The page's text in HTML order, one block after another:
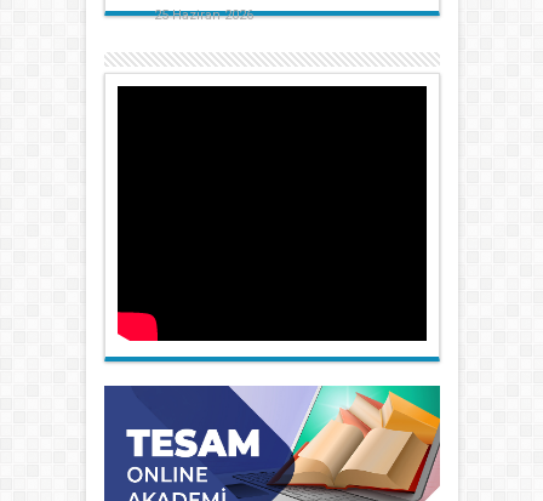
25 Haziran 2026